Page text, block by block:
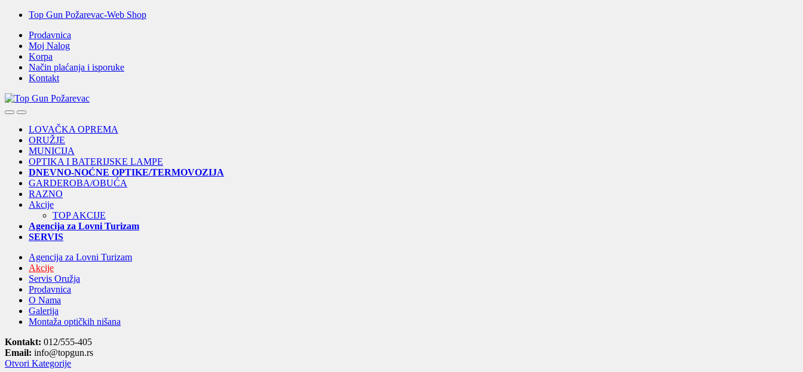
Skip
navigation
Skip
content
Top Gun Požarevac-Web Shop
Prodavnica
Moj Nalog
Korpa
Način plaćanja i isporuke
Kontakt
OpenClose
LOVAČKA OPREMA
ORUŽJE
MUNICIJA
OPTIKA I BATERIJSKE LAMPE
DNEVNO-NOĆNE OPTIKE/TERMOVOZIJA
GARDEROBA/OBUĆA
RAZNO
Akcije
TOP AKCIJE
Agencija za Lovni Turizam
SERVIS
Agencija za Lovni Turizam
Akcije
Servis Oružja
Prodavnica
O Nama
Galerija
Montaža optičkih nišana
Kontakt: 012/555-405
Email: info@topgun.rs
Otvori Kategorije